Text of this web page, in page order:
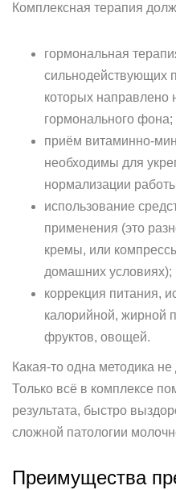
Комплексная терапия
гормональная
сильнодействующих
которых направлено
гормонального фона;
приём витаминно-
необходимы для
нормализации
использование
применения (это
кремы, или
домашних условиях);
коррекция питания,
калорийной, жирной
фруктов, овощей.
Какая-то одна методика
Только всё в комплексе
результата, быстро
сложной патологии
Преимущества